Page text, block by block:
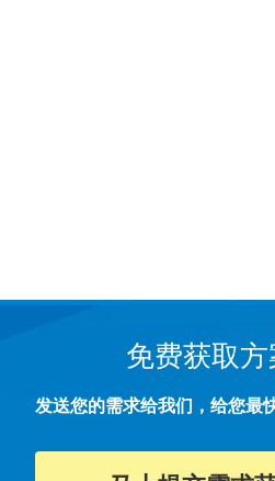
免费获取
发送您的需求给我们，给您最